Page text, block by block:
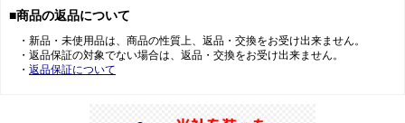
■商品の返品について
・新品・未使用品は、商品の性質上、返品・交換をお受け出来ません。
・返品保証の対象でない場合は、返品・交換をお受け出来ません。
・ 返品保証について